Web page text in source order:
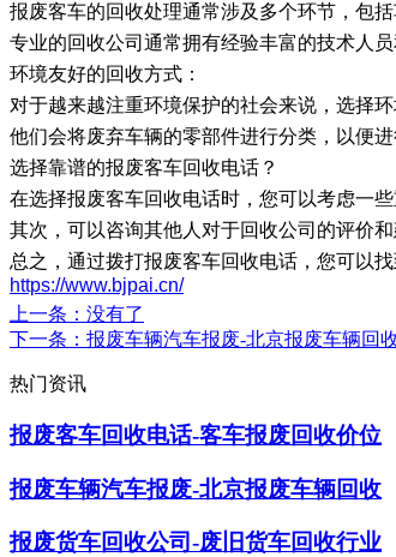
报废客车的回收处理通常涉及多个环节，包
专业的回收公司通常拥有经验丰富的技术人
环境友好的回收方式：
对于越来越注重环境保护的社会来说，选择
他们会将废弃车辆的零部件进行分类，以便
选择靠谱的报废客车回收电话？
在选择报废客车回收电话时，您可以考虑一
其次，可以咨询其他人对于回收公司的评价
总之，通过拨打报废客车回收电话，您可以
https://www.bjpai.cn/
上一条 ：没有了
下一条 ：报废车辆汽车报废-北京报废车辆回
热门资讯
报废客车回收电话-客车报废回收价位
报废车辆汽车报废-北京报废车辆回收
报废货车回收公司-废旧货车回收行业